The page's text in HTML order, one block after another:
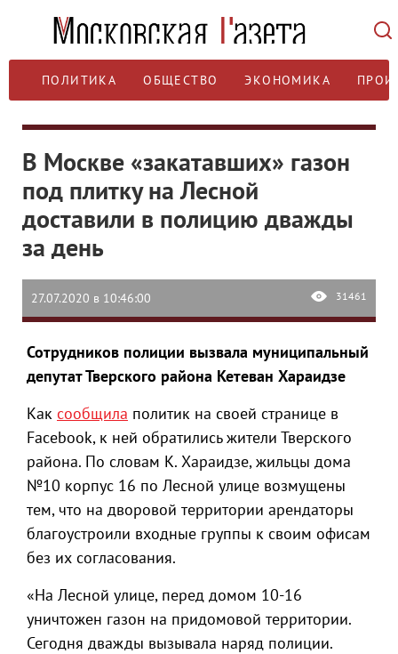
ПОЛИТИКА ОБЩЕСТВО ЭКОНОМИКА
В Москве «закатавших» газон
под плитку на Лесной
доставили в полицию дважды
за день
27.07.2020 в 10:46:00 31461
Сотрудников полиции вызвала муниципальный
депутат Тверского района Кетеван Хараидзе
Как сообщила политик на своей странице в
Facebook, к ней обратились жители Тверского
района. По словам К. Хараидзе, жильцы дома
№10 корпус 16 по Лесной улице возмущены
тем, что на дворовой территории арендаторы
благоустроили входные группы к своим офисам
без их согласования.
«На Лесной улице, перед домом 10-16
уничтожен газон на придомовой территории.
Сегодня дважды вызывала наряд полиции.